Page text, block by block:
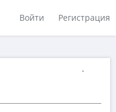
Войти Регистрация